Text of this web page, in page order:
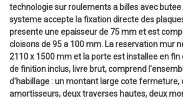
technologie sur roulements a billes avec butee
systeme accepte la fixation directe des
presente une epaisseur de 75 mm et est
cloisons de 95 a 100 mm. La reservation mur
2110 x 1500 mm et la porte est installee en fin
de finition inclus, livre brut, comprend
d'habillage : un montant large cote fermeture,
amortisseurs, deux traverses hautes, deux